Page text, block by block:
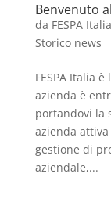
Benvenuto
da FESPA Italia
Storico news
FESPA Italia
azienda è
portandovi la
azienda
gestione di
aziendale,...